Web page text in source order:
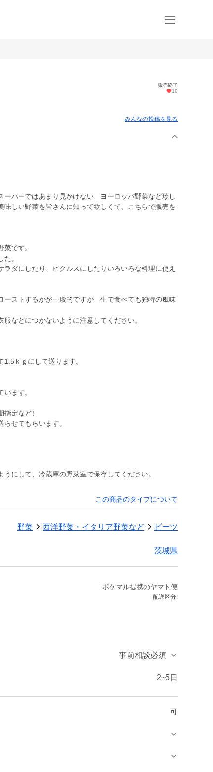
販売終了
10
みんなの投稿を見る
パーではあまり見かけない、ヨーロッパ野菜など珍し
味しい野菜を皆さんに知って欲しくて、こちらで販売を
です。
。
ダにしたり、ピクルスにしたりいろいろな料理に使え
ーストするかが一般的ですが、生で食べても独特の風味
などにつかないように注意してください。
ｋｇにして送ります。
ます。
定など）
せてもらいます。
にして、冷蔵庫の野菜室で保存してください。
この商品のタイプについて
野菜 西洋野菜・イタリア野菜など ビーツ
茨城県
ポケマル提携のヤマト便
配送区分:
事前相談必須
2~5日
可